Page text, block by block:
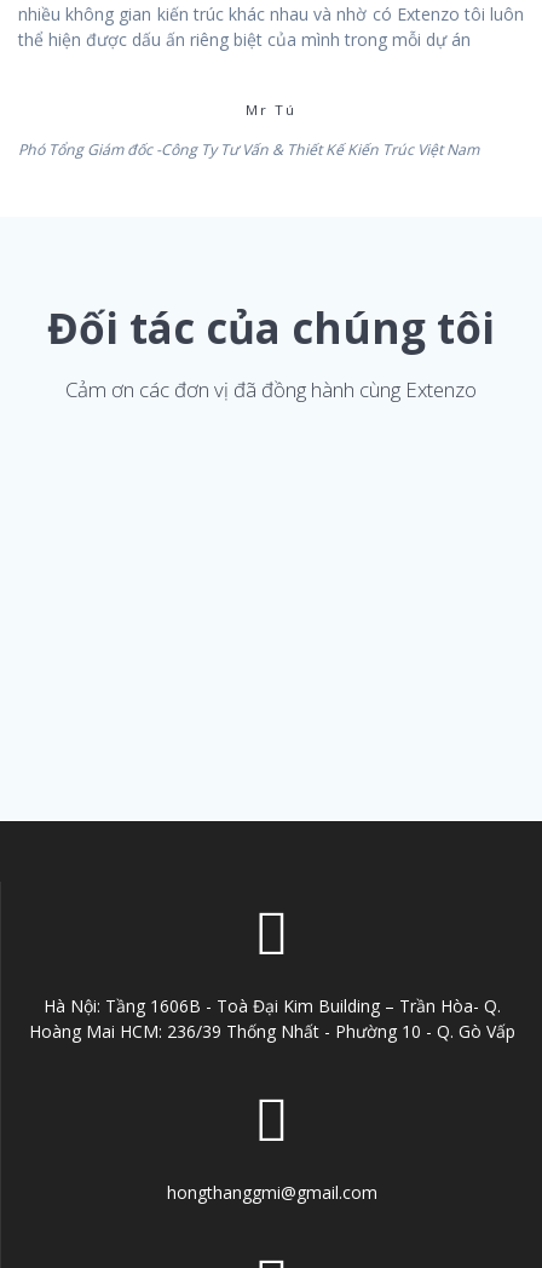
nhiều không gian kiến trúc khác nhau và nhờ có Extenzo tôi luôn
thể hiện được dấu ấn riêng biệt của mình trong mỗi dự án
Mr Tú
Phó Tổng Giám đốc -Công Ty Tư Vấn & Thiết Kế Kiến Trúc Việt Nam
Đối tác của chúng tôi
Cảm ơn các đơn vị đã đồng hành cùng Extenzo
Hà Nội: Tầng 1606B - Toà Đại Kim Building – Trần Hòa- Q.
Hoàng Mai HCM: 236/39 Thống Nhất - Phường 10 - Q. Gò Vấp
hongthanggmi@gmail.com